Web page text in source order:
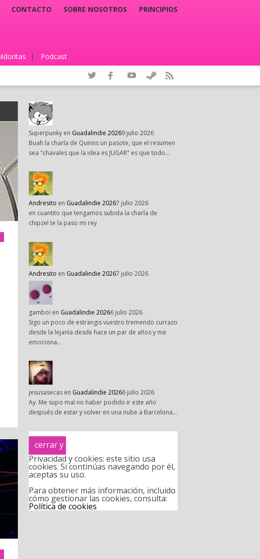
CONTACTO SOBRE NOSOTROS PRINCIPIOS
| Podcast
Superpunky en Guadalindie 20269 julio 2026
Buah la charla de Quinns un pasote, que el resumen
sea "chavales que la idea es JUGAR" es que todo…
Andresito en Guadalindie 20267 julio 2026
en cuantito que tengamos subida la charla de
chipzel te la paso mi rey
Andresito en Guadalindie 20267 julio 2026
gamboi en Guadalindie 20266 julio 2026
Sigo un poco de estrangis vuestro tremendo currazo
desde la lejanía desde hace un par de años y me
emociona…
jesusasecas en Guadalindie 20266 julio 2026
Ay. Me supo mal no haber podido ir este año
después de estar y volver en una nube a Barcelona…
Privacidad y cookies: este sitio usa
cookies. Si continúas navegando por él,
aceptas su uso.
Para obtener más información, incluido
cómo gestionar las cookies, consulta:
Política de cookies